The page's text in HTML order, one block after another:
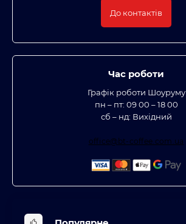
До контактів
Час роботи
Графік роботи Шоуруму
пн – пт: 09 00 – 18 00
сб – нд: Вихідний
office@bt-coffee.com.ua